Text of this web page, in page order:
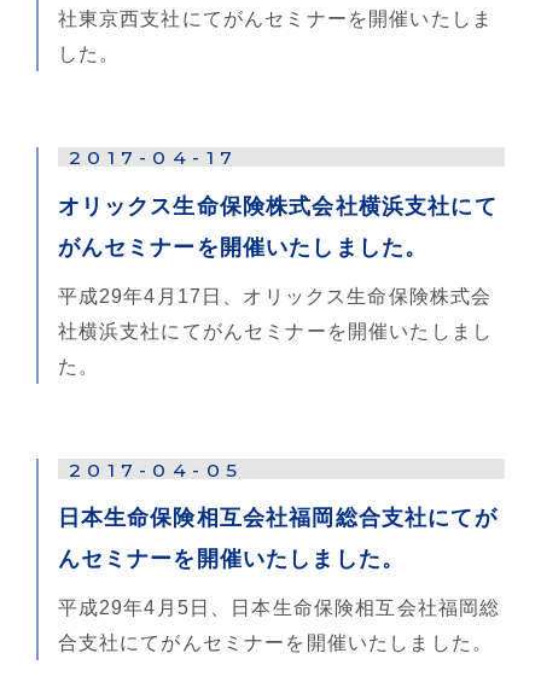
社東京西支社にてがんセミナーを開催いたしま
した。
2017-04-17
オリックス生命保険株式会社横浜支社にて
がんセミナーを開催いたしました。
平成29年4月17日、オリックス生命保険株式会
社横浜支社にてがんセミナーを開催いたしまし
た。
2017-04-05
日本生命保険相互会社福岡総合支社にてが
んセミナーを開催いたしました。
平成29年4月5日、日本生命保険相互会社福岡総
合支社にてがんセミナーを開催いたしました。